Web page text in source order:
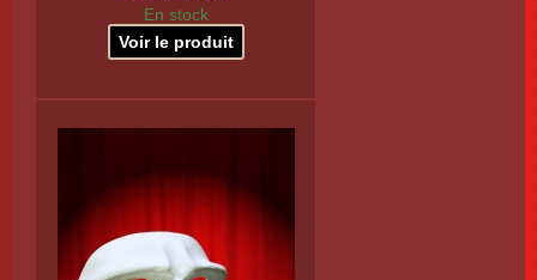
En stock
Voir le produit